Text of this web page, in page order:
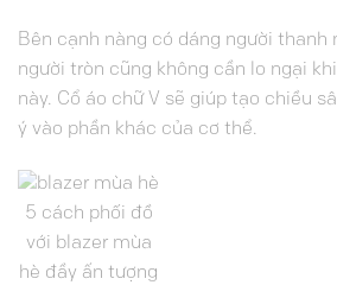
Bên cạnh nàng có dáng người thanh
người tròn cũng không cần lo ngại
này. Cổ áo chữ V sẽ giúp tạo chiều
ý vào phần khác của cơ thể.
5 cách phối đồ
với blazer mùa
hè đầy ấn tượng